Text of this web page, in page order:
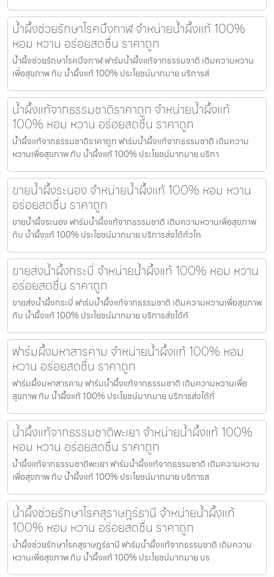
น้ำผึ้งช่วยรักษาโรคบึงกาฬ จำหน่ายน้ำผึ้งแท้ 100%
หอม หวาน อร่อยสดชื่น ราคาถูก
น้ำผึ้งช่วยรักษาโรคบึงกาฬ ฟาร์มน้ำผึ้งแท้จากธรรมชาติ เติมความหวาน
เพื่อสุขภาพ กับ น้ำผึ้งแท้ 100% ประโยชน์มากมาย บริการส่
น้ำผึ้งแท้จากธรรมชาติราคาถูก จำหน่ายน้ำผึ้งแท้
100% หอม หวาน อร่อยสดชื่น ราคาถูก
น้ำผึ้งแท้จากธรรมชาติราคาถูก ฟาร์มน้ำผึ้งแท้จากธรรมชาติ เติมความ
หวานเพื่อสุขภาพ กับ น้ำผึ้งแท้ 100% ประโยชน์มากมาย บริกา
ขายน้ำผึ้งระนอง จำหน่ายน้ำผึ้งแท้ 100% หอม หวาน
อร่อยสดชื่น ราคาถูก
ขายน้ำผึ้งระนอง ฟาร์มน้ำผึ้งแท้จากธรรมชาติ เติมความหวานเพื่อสุขภาพ
กับ น้ำผึ้งแท้ 100% ประโยชน์มากมาย บริการส่งได้ทั่วไท
ขายส่งน้ำผึ้งกระบี่ จำหน่ายน้ำผึ้งแท้ 100% หอม หวาน
อร่อยสดชื่น ราคาถูก
ขายส่งน้ำผึ้งกระบี่ ฟาร์มน้ำผึ้งแท้จากธรรมชาติ เติมความหวานเพื่อสุขภาพ
กับ น้ำผึ้งแท้ 100% ประโยชน์มากมาย บริการส่งได้ทั
ฟาร์มผึ้งมหาสารคาม จำหน่ายน้ำผึ้งแท้ 100% หอม
หวาน อร่อยสดชื่น ราคาถูก
ฟาร์มผึ้งมหาสารคาม ฟาร์มน้ำผึ้งแท้จากธรรมชาติ เติมความหวานเพื่อ
สุขภาพ กับ น้ำผึ้งแท้ 100% ประโยชน์มากมาย บริการส่งได้ทั่
น้ำผึ้งแท้จากธรรมชาติพะเยา จำหน่ายน้ำผึ้งแท้ 100%
หอม หวาน อร่อยสดชื่น ราคาถูก
น้ำผึ้งแท้จากธรรมชาติพะเยา ฟาร์มน้ำผึ้งแท้จากธรรมชาติ เติมความหวาน
เพื่อสุขภาพ กับ น้ำผึ้งแท้ 100% ประโยชน์มากมาย บริการส
น้ำผึ้งช่วยรักษาโรคสุราษฎร์ธานี จำหน่ายน้ำผึ้งแท้
100% หอม หวาน อร่อยสดชื่น ราคาถูก
น้ำผึ้งช่วยรักษาโรคสุราษฎร์ธานี ฟาร์มน้ำผึ้งแท้จากธรรมชาติ เติมความ
หวานเพื่อสุขภาพ กับ น้ำผึ้งแท้ 100% ประโยชน์มากมาย บร